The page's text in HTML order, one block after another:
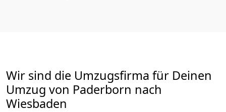
Wir sind die Umzugsfirma für Deinen
Umzug von Paderborn nach
Wiesbaden